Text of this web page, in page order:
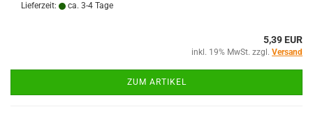
Lieferzeit: ca. 3-4 Tage
5,39 EUR
inkl. 19% MwSt. zzgl. Versand
ZUM ARTIKEL